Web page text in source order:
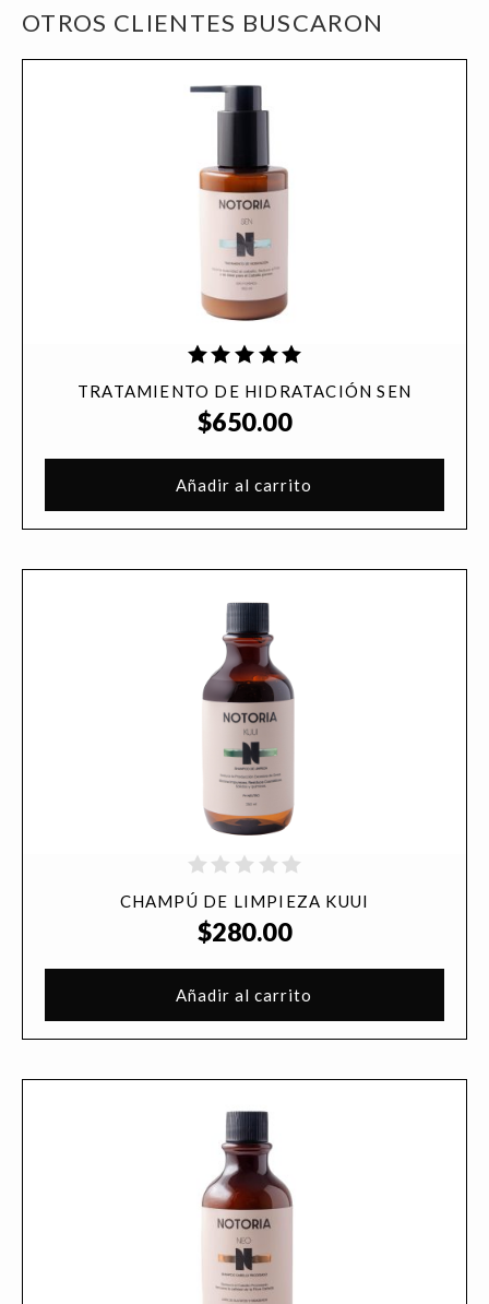
OTROS CLIENTES BUSCARON
TRATAMIENTO DE HIDRATACIÓN SEN
$650.00
Añadir al carrito
CHAMPÚ DE LIMPIEZA KUUI
$280.00
Añadir al carrito